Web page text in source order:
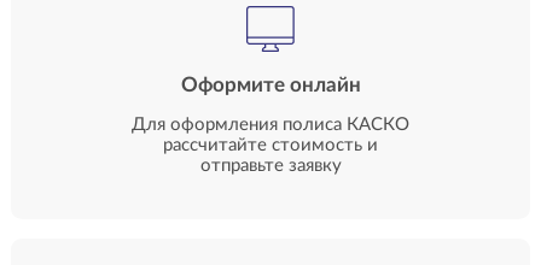
Оформите онлайн
Для оформления полиса КАСКО
рассчитайте стоимость и
отправьте заявку